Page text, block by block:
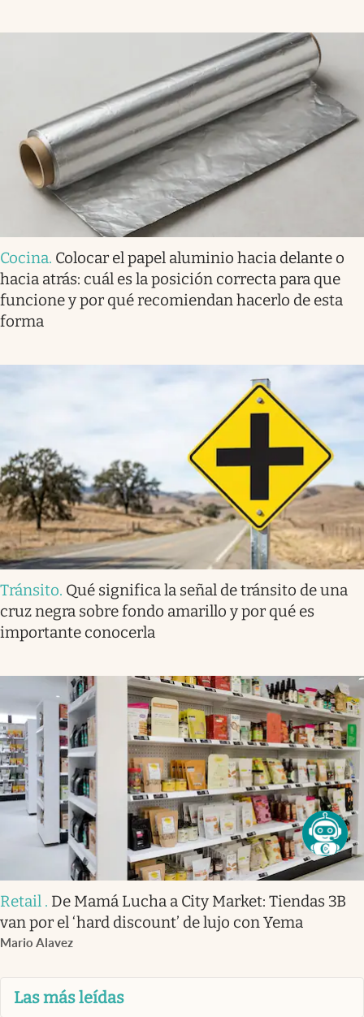
Cocina. Colocar el papel aluminio hacia delante o
hacia atrás: cuál es la posición correcta para que
funcione y por qué recomiendan hacerlo de esta
forma
Tránsito. Qué significa la señal de tránsito de una
cruz negra sobre fondo amarillo y por qué es
importante conocerla
Retail . De Mamá Lucha a City Market: Tiendas 3B
van por el ‘hard discount’ de lujo con Yema
Mario Alavez
Las más leídas